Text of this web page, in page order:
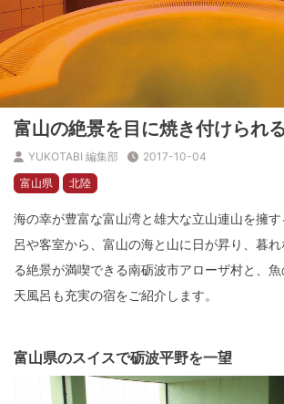
富山の絶景を目に焼き付けられ
YUKOTABI 編集部
2017-10-04
富山県
北陸
海の幸が豊富な富山湾と雄大な立山連山を擁
呂や客室から、富山の海と山に日が昇り、暮
る絶景が満喫できる南砺波市アローザ村と、
天風呂も充実の宿をご紹介します。
富山県のスイスで砺波平野を一望